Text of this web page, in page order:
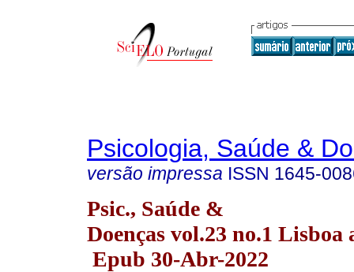
Psicologia, Saúde &
versão impressa ISSN 1645-
Psic., Saúde &
Doenças vol.23 no.1 Lisboa
Epub 30-Abr-2022